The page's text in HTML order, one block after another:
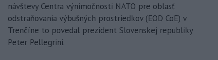
návštevy Centra výnimočnosti NATO pre oblasť
odstraňovania výbušných prostriedkov (EOD CoE) v
Trenčíne to povedal prezident Slovenskej republiky
Peter Pellegrini.